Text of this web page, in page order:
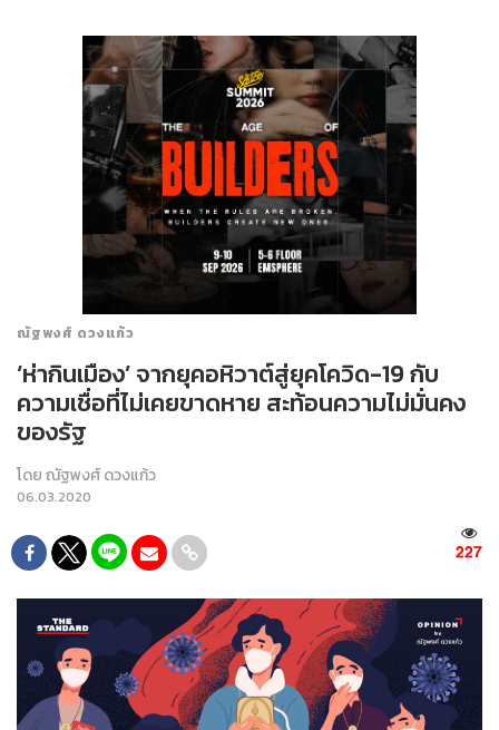
ณัฐพงศ์ ดวงแก้ว
‘ห่ากินเมือง’ จากยุคอหิวาต์สู่ยุคโควิด-19 กับ
ความเชื่อที่ไม่เคยขาดหาย สะท้อนความไม่มั่นคง
ของรัฐ
โดยณัฐพงศ์ ดวงแก้ว
06.03.2020
227